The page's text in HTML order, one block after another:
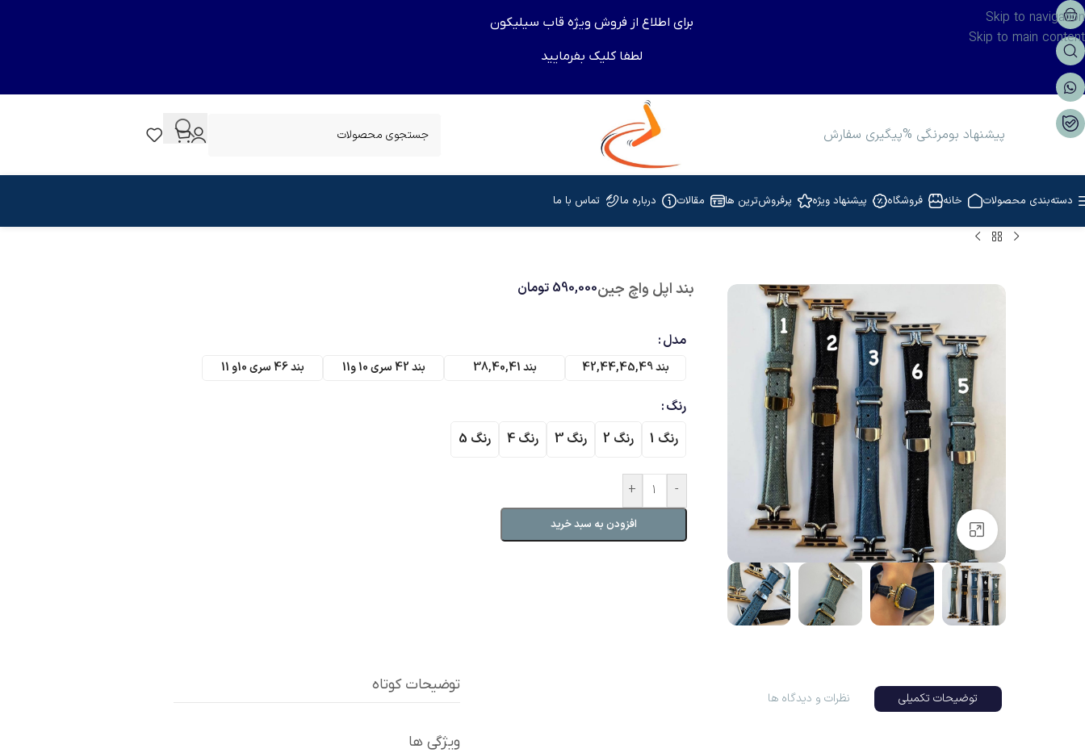
Skip to navigation
Skip to main content
برای اطلاع از فروش ویژه قاب سیلیکون
لطفا کلیک بفرمایید
پیشنهاد بومرنگی %پیگیری سفارش
دسته‌بندی محصولات خانه فروشگاه پیشنهاد ویژه پرفروش‌ترین ها مقالات درباره ما تماس با ما
بزرگنمایی تصویر
بند اپل واچ جین590,000 تومان
مدل
بند 42,44,45,49 بند 38,40,41 بند 42 سری 10 و11 بند 46 سری 10و 11
رنگ
رنگ 1
رنگ 2 رنگ 3 رنگ 4 رنگ 5
-
+
افزودن به سبد خرید
توضیحات تکمیلی نظرات و دیدگاه ها
توضیحات کوتاه
ویژگی ها